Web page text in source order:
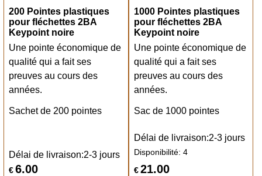
200 Pointes plastiques
pour fléchettes 2BA
Keypoint noire
Une pointe économique de
qualité qui a fait ses
preuves au cours des
années.
Sachet de 200 pointes
€6.00
Délai de livraison:2-3 jours
1000 Pointes plastiques
pour fléchettes 2BA
Keypoint noire
Une pointe économique de
qualité qui a fait ses
preuves au cours des
années.
Sac de 1000 pointes
€ 21.00
Délai de livraison:2-3 jours
Disponibilité: 4